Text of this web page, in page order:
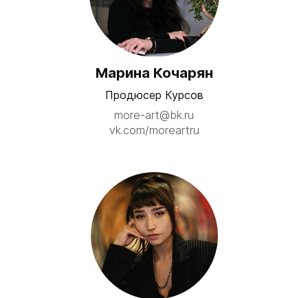
Марина Кочарян
Продюсер Курсов
more-art@bk.ru
vk.com/moreartru